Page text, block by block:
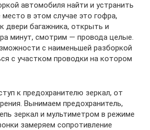
автомобиля найти и устранить
в этом случае это гофра,
двери багажника, открыть и
минут, смотрим — провода целые.
с наименьшей разборкой
с участком проводки на котором
к предохранителю зеркал, от
Вынимаем предохранитель,
зеркал и мультиметром в режиме
замеряем сопротивление